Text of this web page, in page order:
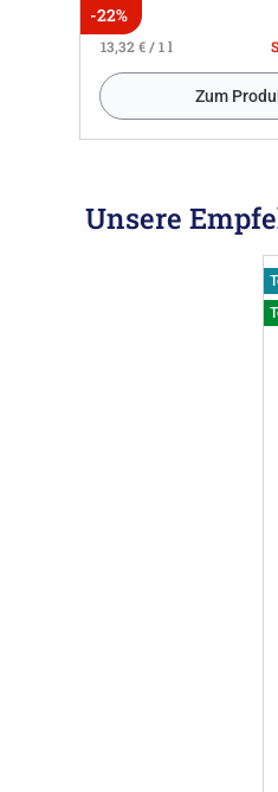
-22%
13,32 € / 1 l
Zum
Unsere